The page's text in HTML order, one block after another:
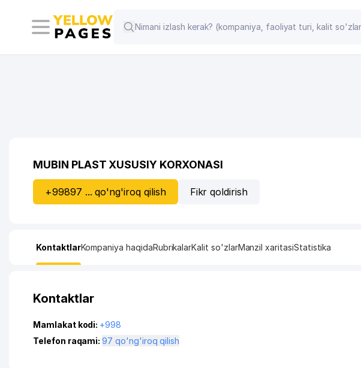
MUBIN PLAST XUSUSIY KORXONASI
+99897 ... qo'ng'iroq qilish Fikr qoldirish
KontaktlarKompaniya haqidaRubrikalarKalit so'zlarManzil xaritasiStatistika
Kontaktlar
Mamlakat kodi: +998
Telefon raqami:
97 qo'ng'iroq qilish